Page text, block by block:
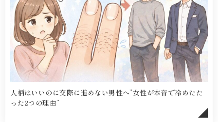
人柄はいいのに交際に進めない男性へ”女性が本音で冷めたた
った2つの理由”